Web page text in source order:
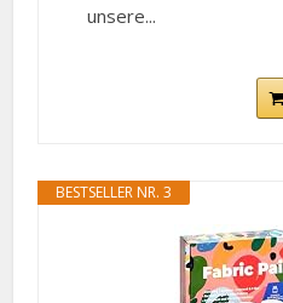
unsere...
BESTSELLER NR. 3